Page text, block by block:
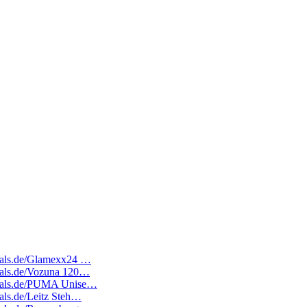
Glamexx24 …
Vozuna 120…
PUMA Unise…
Leitz Steh…